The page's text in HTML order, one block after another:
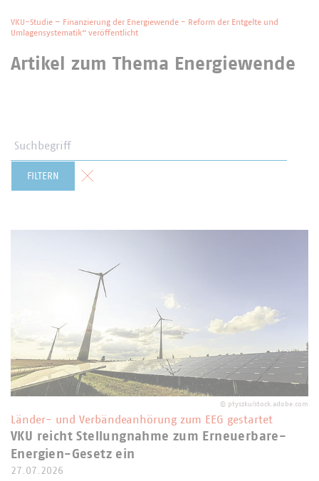
VKU-Studie – Finanzierung der Energiewende - Reform der Entgelte und
Umlagensystematik“ veröffentlicht
Artikel zum Thema Energiewende
FILTERN Formular zurücksetzen
© ptyszku/stock.adobe.com
Länder- und Verbändeanhörung zum EEG gestartet
VKU reicht Stellungnahme zum Erneuerbare-
Energien-Gesetz ein
27.07.2026